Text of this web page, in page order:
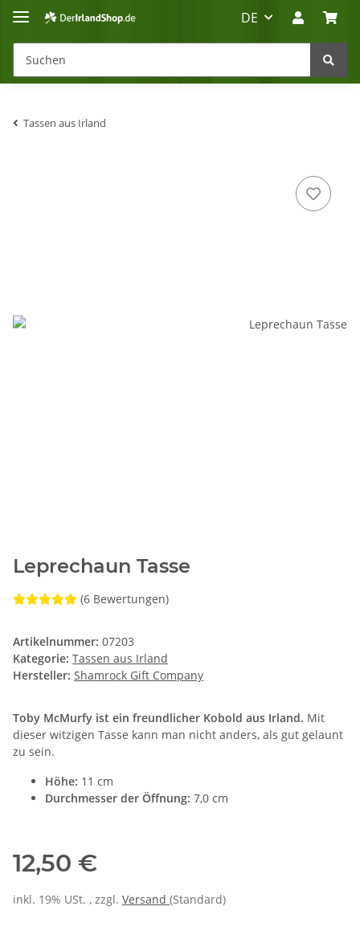
DE
Tassen aus Irland
Leprechaun Tasse
(6 Bewertungen)
Artikelnummer: 07203
Kategorie: Tassen aus Irland
Hersteller: Shamrock Gift Company
Toby McMurfy ist ein freundlicher Kobold aus Irland. Mit
dieser witzigen Tasse kann man nicht anders, als gut gelaunt
zu sein.
Höhe: 11 cm
Durchmesser der Öffnung: 7,0 cm
12,50 €
inkl. 19% USt. , zzgl. Versand (Standard)